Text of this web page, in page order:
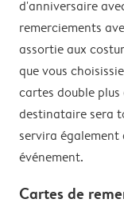
d'anniversaire
remerciements
assortie aux
que vous
cartes double plus
destinataire sera
servira également
événement.
Cartes de